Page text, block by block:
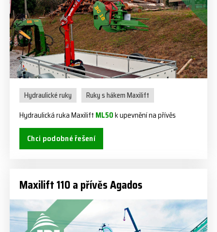
Hydraulické ruky
Ruky s hákem Maxilift
Hydraulická ruka Maxilift ML50k upevnění na přívěs
Chci podobné řešení
Maxilift 110 a přívěs Agados